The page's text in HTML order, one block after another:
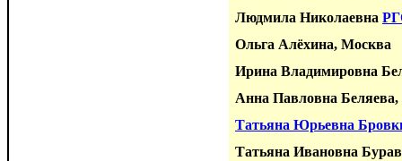
Людмила Николаевна
Ольга Алёхина, Москва
Ирина Владимировна
Анна Павловна
Татьяна Юрьевна
Татьяна Ивановна